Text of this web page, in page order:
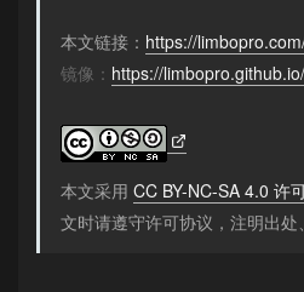
本文链接： https://
镜像： https://
本文采用 CC BY-NC-SA 4.0 许
文时请遵守许可协议，注明出处